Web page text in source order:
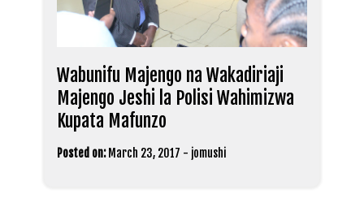
Wabunifu Majengo na Wakadiriaji
Majengo Jeshi la Polisi Wahimizwa
Kupata Mafunzo
Posted on: March 23, 2017 - jomushi